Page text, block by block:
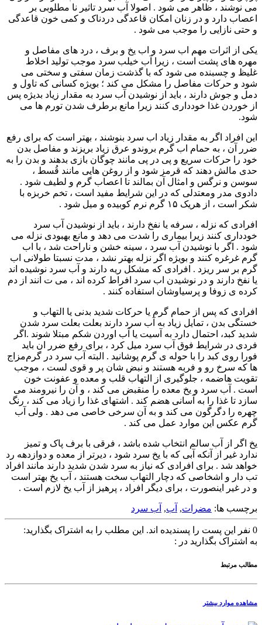
می نوشند ، ظاهر می شود . اصولا آب سرد تاثیر نا مطلوبی بر
اعصاب دارد و در زنان امکان قاعدگی دردناک و کمی خون قاعدگی
و حتی نازایی را موجب می شود .
یکی از اثرات مهم اب سرد و اب یخ و برف ، درد های مفاصل و
مهره های پشت است ، زیرا آب خیلب سرد موجب تولید اخلاط
غلیظ و چسبنده می شود که با گذشت زمان سفتی و سختی می
شود و حرکات مفاصل را مشکل می کند ؛ بویژه کسانی که تاول و
دمل و جوش دارند ، باید از نوشیدن آب سرد به مقدار زیاد بدیژه پس
از خوردن غذا خودداری کنند زیرا مانع برطرف شدن تورم ها می
شود.
این افراد اگر به مقدار زیاد اب سرد بنوشند ، بهتر است که برای رفع
ضرر آن ، به حمام اب گرم بروندو عرق زیاد بریزند و مفاصل بدن
خود را حرکات سریع و پی در پی مانند چوگان بازی بدهند و بدن را به
حدی مالش دهند که قرمز شود و از روغن هایی مانند قُسط ،
سوسن و نرگس و امثال آن بمالند تا اعصاب گرم و لطیف شود .
دادوی مدر ومعتدلی که در این شرایط مفید است ، تخم خربزه با
شکر است ، از هریک ۱۵ گرم نرم کوبیده و میل شود .
افرادی که نزله ، سرفه یا نفخ دارند ، باید از نوشیدن آب سرد
خودداری کنند زیرا بیماری را شدت می دهد و مانع بهبودی نزله می
شود . اگر با نوشیدن آب سرد ، سینه خشن و ناراحت شد ، با اب
گرم غرغره کنند و بویژه اگر نزله بهتر نشد ، مدت نسبتا طولانی اب
گرم بر سر ریزد . افرادی که مشکل ریه دارند و آب سرد نوشیده اند
یا نفخ دارند و در نوشیدن اب سرد افراط کرده اند ، می ت انند از دم
کرده ی زوفا و پرسیاوشان استفاده کنند .
افرادی که پس از حمام گرم یا حرکات شدید بدنی یا التهاب و
خستگی بدن ، تمایل زیاد به آب سرد دارند بعلت بعلت سرد شدن
شدید کبد، احتمال دارد به آسیت یا آب اوردن شکم مبتلا شوند .اگر
فردی در شرایط فوق آب سرد میل کرد ، برای رفع ضرر ان باید
فورا روی کبد را با حوله ی گرم پوشانید . البته آب سرد در گرم‌مزاج
ها که سرخ رو و فربه هستند و نبض شان پر و قوی لست ، موجب
تقویت هاضمه ، جلوگیری از التهاب قلب و معده و عفونت خون
است . آب سرد و یخ معده را منقبض می کند ، و آن را نیرومند می
سازد تا غذا را به آسانی هضم کند . اشتهای غذا را زیاد می کند ، رنگ
چهره را دگرگون می کند و به آن سرخی خاصی می دهد . ولی آب
گرم عکس این موارد عمل می کند .
یخ اگر از آب سالم انتخاب شده باشد ، فرقی با برف پاک و تمیز
ندارد غیر از آنکه آبی که با یخ سرد شود ، دیرتر از معده و دوازدهه رد
خواهد شد . برای افرادی که نیاز به سرد شدن شدید دارند مانند افراد
تب دار و اشخاصی که دچار التهاب سخت هستند ، آب یخ بهتر است
و در غیر اینصورت ، برای دیگر افراد ، پرهیز از آب یخ لازم است .
برچسب ها: مضرات, آب, آب سرد
0 نفر این پست را پسندیده اند. این مطلب را به اشتراک بگذارید:
به اشتراک بگذارید در :
مطالب مرتبط
مشاهده موارد بیشتر